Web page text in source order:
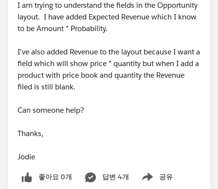
I am trying to understand the fields in the Opportunity
layout. I have added Expected Revenue which I know
to be Amount * Probability.
I've also added Revenue to the layout because I want a
field which will show price * quantity but when I add a
product with price book and quantity the Revenue
filed is still blank.
Can someone help?
Thanks,
Jodie
좋아요 0개 답변 4개 공유
Show menu